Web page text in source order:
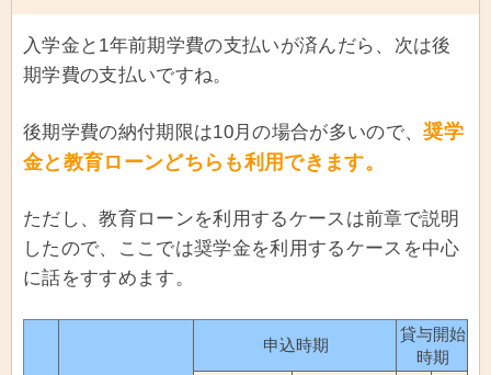
入学金と1年前期学費の支払いが済んだら、次は後
期学費の支払いですね。
後期学費の納付期限は10月の場合が多いので、奨学
金と教育ローンどちらも利用できます。
ただし、教育ローンを利用するケースは前章で説明
したので、ここでは奨学金を利用するケースを中心
に話をすすめます。
申込時期
貸与開始
時期